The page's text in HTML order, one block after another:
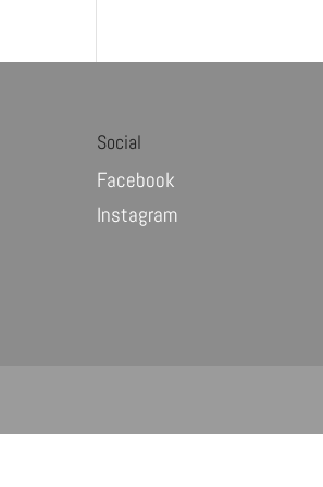
Social
Facebook
Instagram